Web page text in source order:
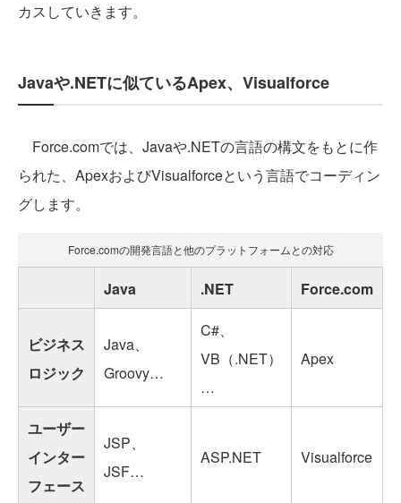
カスしていきます。
Javaや.NETに似ているApex、Visualforce
Force.comでは、Javaや.NETの言語の構文をもとに作
られた、ApexおよびVisualforceという言語でコーディン
グします。
Force.comの開発言語と他のプラットフォームとの対応
Java .NET Force.com
ビジネス
ロジック
Java、
Groovy…
C#、
VB（.NET）
…
Apex
ユーザー
インター
フェース
JSP、
JSF…
ASP.NET Visualforce